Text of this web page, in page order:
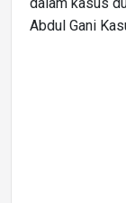
Abdul Gani